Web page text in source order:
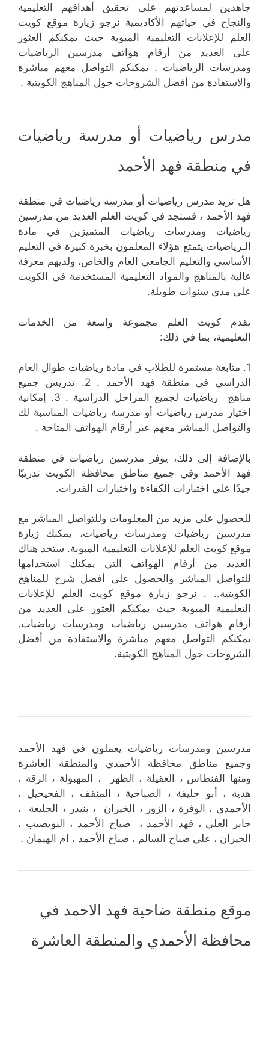
جاهدين لمساعدتهم على تحقيق أهدافهم التعليمية
والنجاح في حياتهم الأكاديمية نرجو زيارة موقع كويت
العلم للإعلانات التعليمية المبوبة حيث يمكنكم العثور
على العديد من أرقام هواتف مدرسين الرياضيات
ومدرسات الرياضيات . يمكنكم التواصل معهم مباشرة
والاستفادة من أفضل الشروحات حول المناهج الكويتية .
مدرس رياضيات أو مدرسة رياضيات
في منطقة فهد الأحمد
هل تريد مدرس رياضيات أو مدرسة رياضيات في منطقة
فهد الأحمد ، فستجد في كويت العلم العديد من مدرسين
رياضيات ومدرسات رياضيات المتميزين في مادة
الـرياضيات يتمتع هؤلاء المعلمون بخبرة كبيرة في التعليم
الأساسي والتعليم الجامعي العام والخاص، ولديهم معرفة
عالية بالمناهج والمواد التعليمية المستخدمة في الكويت
على مدى سنوات طويلة.
تقدم كويت العلم مجموعة واسعة من الخدمات
التعليمية، بما في ذلك:
1. متابعة مستمرة للطلاب في مادة رياضيات طوال العام
الدراسي في منطقة فهد الأحمد . 2. تدريس جميع
مناهج رياضيات لجميع المراحل الدراسية . 3. إمكانية
اختيار مدرس رياضيات أو مدرسة رياضيات المناسبة لك
والتواصل المباشر معهم عبر أرقام الهواتف المتاحة .
بالإضافة إلى ذلك، يوفر مدرسين رياضيات في منطقة
فهد الأحمد وفي جميع مناطق محافظة الكويت تدريبًا
جيدًا على اختبارات الكفاءة واختبارات القدرات.
للحصول على مزيد من المعلومات وللتواصل المباشر مع
مدرسين رياضيات ومدرسات رياضيات، يمكنك زيارة
موقع كويت العلم للإعلانات التعليمية المبوبة. ستجد هناك
العديد من أرقام الهواتف التي يمكنك استخدامها
للتواصل المباشر والحصول على أفضل شرح للمناهج
الكويتية.. . نرجو زيارة موقع كويت العلم للإعلانات
التعليمية المبوبة حيث يمكنكم العثور على العديد من
أرقام هواتف مدرسين رياضيات ومدرسات رياضيات.
يمكنكم التواصل معهم مباشرة والاستفادة من أفضل
الشروحات حول المناهج الكويتية.
مدرسين ومدرسات رياضيات يعملون في فهد الأحمد
وجميع مناطق محافظة الأحمدي والمنطقة العاشرة
ومنها الفنطاس ، العقيلة ، الظهر ، المهبولة ، الرقة ،
هدية ، أبو حليفة ، الصباحية ، المنقف ، الفحيحيل ،
الأحمدي ، الوفرة ، الزور ، الخيران ، بنيدر ، الجليعة ،
جابر العلي ، فهد الأحمد ، صباح الأحمد ، النويصيب ،
الخيران ، علي صباح السالم ، صباح الأحمد ، ام الهيمان .
موقع منطقة ضاحية فهد الاحمد في
محافظة الأحمدي والمنطقة العاشرة